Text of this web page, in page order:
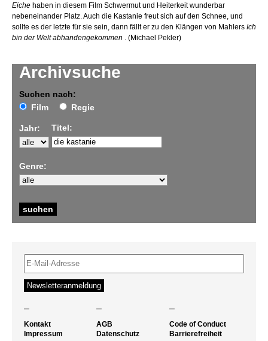
Archivsuche
Suchen nach:
Film
Regie
Jahr: Titel:
Genre:
Eiche haben in diesem Film Schwermut und Heiterkeit wunderbar
nebeneinander Platz. Auch die Kastanie freut sich auf den Schnee, und
sollte es der letzte für sie sein, dann fällt er zu den Klängen von Mahlers Ich
bin der Welt abhandengekommen . (Michael Pekler)
– – –
Kontakt
Impressum
AGB
Datenschutz
Code of Conduct
Barrierefreiheit